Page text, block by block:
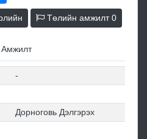
Төлийн амжилт0
Амжилт
-
Дорноговь Дэлгэрэх